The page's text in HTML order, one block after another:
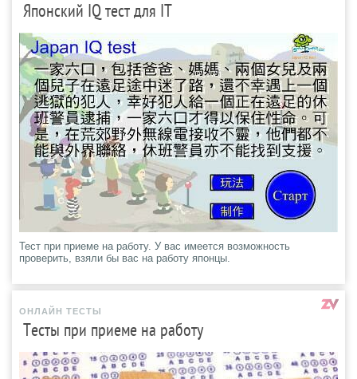
Японский IQ тест для IT
Тест при приеме на работу. У вас имеется возможность
проверить, взяли бы вас на работу японцы.
ОНЛАЙН ТЕСТЫ
Тесты при приеме на работу